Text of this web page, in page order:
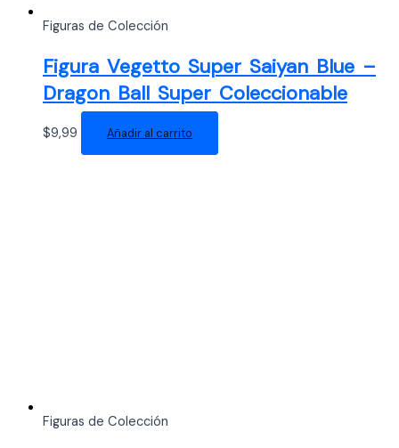
Figuras de Colección
Figura Vegetto Super Saiyan Blue –
Dragon Ball Super Coleccionable
$9,99 Añadir al carrito
Figuras de Colección